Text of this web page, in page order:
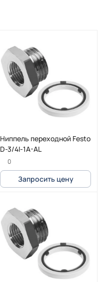
Ниппель переходной Festo
D-3/4I-1A-AL
0
Запросить цену